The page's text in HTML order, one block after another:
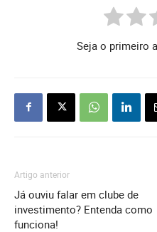
Seja o primeiro
Artigo anterior
Já ouviu falar em clube de
investimento? Entenda como
funciona!